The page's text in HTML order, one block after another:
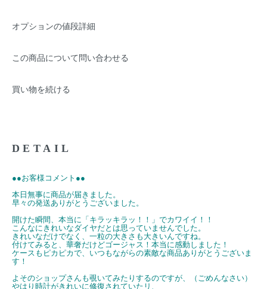
オプションの値段詳細
この商品について問い合わせる
買い物を続ける
DETAIL
●●お客様コメント●●
本日無事に商品が届きました。
早々の発送ありがとうございました。
開けた瞬間、本当に「キラッキラッ！！」でカワイイ！！
こんなにきれいなダイヤだとは思っていませんでした。
きれいなだけでなく、一粒の大きさも大きいんですね。
付けてみると、華奢だけどゴージャス！本当に感動しました！
ケースもピカピカで、いつもながらの素敵な商品ありがとうございま
す！
よそのショップさんも覗いてみたりするのですが、（ごめんなさい）
やはり時計がきれいに修復されていたリ、